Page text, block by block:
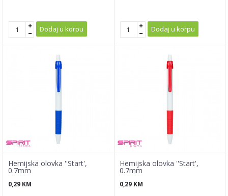
Dodaj u korpu Dodaj u korpu
Hemijska olovka ''Start',
0.7mm
0,29 KM
Hemijska olovka ''Start',
0.7mm
0,29 KM